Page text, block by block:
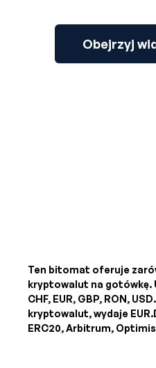
Obejrzyj
Ten bitomat oferuje
kryptowalut na gotówkę.
CHF, EUR, GBP, RON, USD
kryptowalut, wydaje EUR
ERC20, Arbitrum,